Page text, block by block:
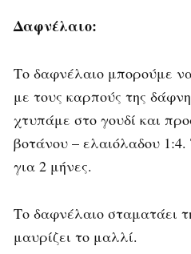
Δαφνέλαιο:
Το δαφνέλαιο μπορούμε
με τους καρπούς της
χτυπάμε στο γουδί και
βοτάνου – ελαιόλαδου
για 2 μήνες.
Το δαφνέλαιο σταματάει
μαυρίζει το μαλλί.